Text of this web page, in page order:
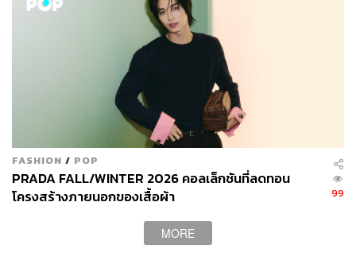
FASHION / POP
PRADA FALL/WINTER 2026 คอลเล็กชันที่ลดทอน
โครงสร้างภายนอกของเสื้อผ้า
99
MORE